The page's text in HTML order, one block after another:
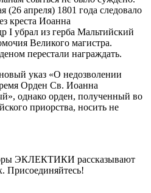
(26 апреля) 1801 года следовало
креста Иоанна
I убрал из герба Мальтийский
Великого магистра.
перестали награждать.
указ «О недозволении
Орден Св. Иоанна
однако орден, полученный во
приорства, носить не
ЭКЛЕКТИКИ рассказывают
Присоединяйтесь!